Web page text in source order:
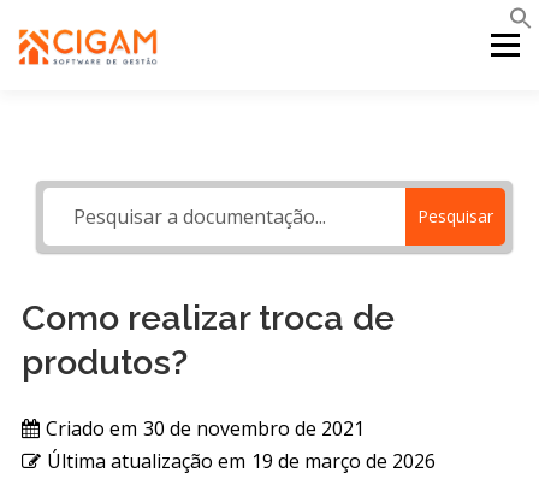
para
Menu
PORTAL WEB MOBILE SUPORTE Pesquisar
Como realizar troca de
produtos?
Criado em 30 de novembro de 2021
Última atualização em 19 de março de 2026